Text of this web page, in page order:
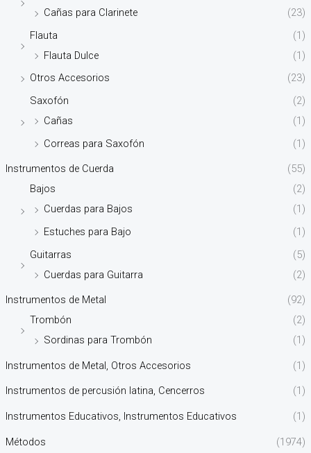
Cañas para Clarinete
(23)
Flauta
(1)
Flauta Dulce
(1)
Otros Accesorios
(23)
Saxofón
(2)
Cañas
(1)
Correas para Saxofón
(1)
Instrumentos de Cuerda
(55)
Bajos
(2)
Cuerdas para Bajos
(1)
Estuches para Bajo
(1)
Guitarras
(5)
Cuerdas para Guitarra
(2)
Instrumentos de Metal
(92)
Trombón
(2)
Sordinas para Trombón
(1)
Instrumentos de Metal, Otros Accesorios (1)
Instrumentos de percusión latina, Cencerros (1)
Instrumentos Educativos, Instrumentos Educativos (1)
Métodos (1974)